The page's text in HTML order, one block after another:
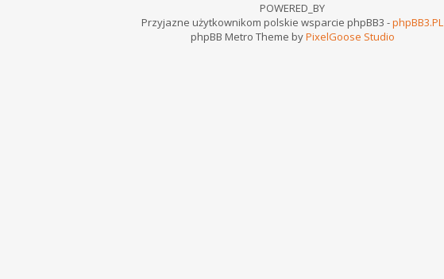
POWERED_BY
Przyjazne użytkownikom polskie wsparcie phpBB3 -phpBB3.PL
phpBB Metro Theme byPixelGoose Studio